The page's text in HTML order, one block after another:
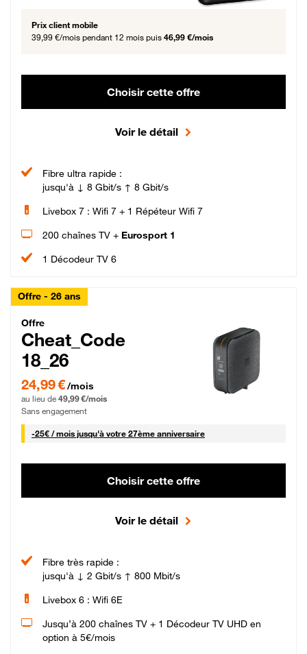
Prix client mobile
39,99 €/mois pendant 12 mois puis 46,99 €/mois
Choisir cette offre
Voir le détail
Fibre ultra rapide :
jusqu'à ↓ 8 Gbit/s ↑ 8 Gbit/s
Livebox 7 : Wifi 7 + 1 Répéteur Wifi 7
200 chaînes TV + Eurosport 1
1 Décodeur TV 6
Offre - 26 ans
Cheat_Code Fibre_18_26
Offre
Cheat_Code
18_26
24,99 € par mois pendant 0 mois puis 49,99 € par mois, Sans engagement
24,99 €/mois
au lieu de 49,99 €/mois
Sans engagement
-25€ / mois25 € par mois
jusqu'à votre 27ème anniversaire
Choisir cette offre
Voir le détail
Fibre très rapide :
jusqu'à ↓ 2 Gbit/s ↑ 800 Mbit/s
Livebox 6 : Wifi 6E
Jusqu’à 200 chaînes TV + 1 Décodeur TV UHD en
option à 5€/mois